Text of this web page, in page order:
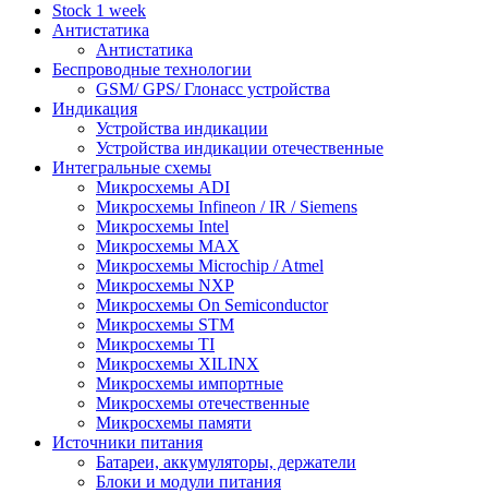
Stock 1 week
Антистатика
Антистатика
Беспроводные технологии
GSM/ GPS/ Глонасс устройства
Индикация
Устройства индикации
Устройства индикации отечественные
Интегральные схемы
Микросхемы ADI
Микросхемы Infineon / IR / Siemens
Микросхемы Intel
Микросхемы MAX
Микросхемы Microchip / Atmel
Микросхемы NXP
Микросхемы On Semiconductor
Микросхемы STM
Микросхемы TI
Микросхемы XILINX
Микросхемы импортные
Микросхемы отечественные
Микросхемы памяти
Источники питания
Батареи, аккумуляторы, держатели
Блоки и модули питания